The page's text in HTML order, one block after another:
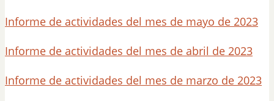
Informe de actividades del mes de mayo de 2023
Informe de actividades del mes de abril de 2023
Informe de actividades del mes de marzo de 2023